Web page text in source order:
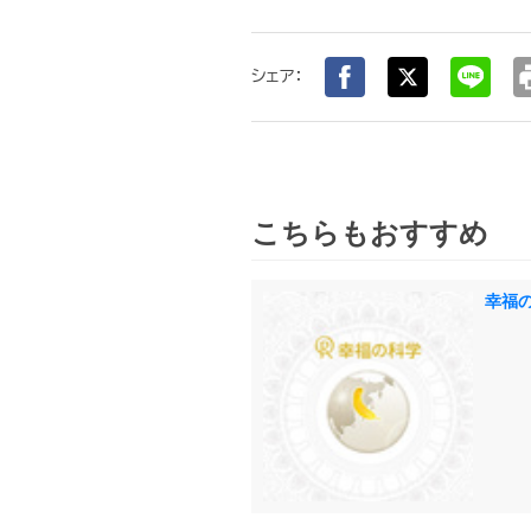
シェア：
こちらもおすすめ
幸福